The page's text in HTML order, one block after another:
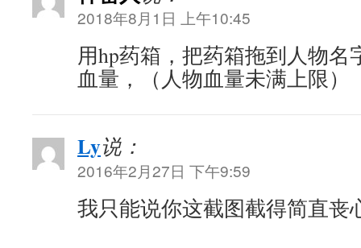
2018年8月1日 上午10:45
用hp药箱，把药箱拖到人物名
血量，（人物血量未满上限）
Ly说：
2016年2月27日 下午9:59
我只能说你这截图截得简直丧